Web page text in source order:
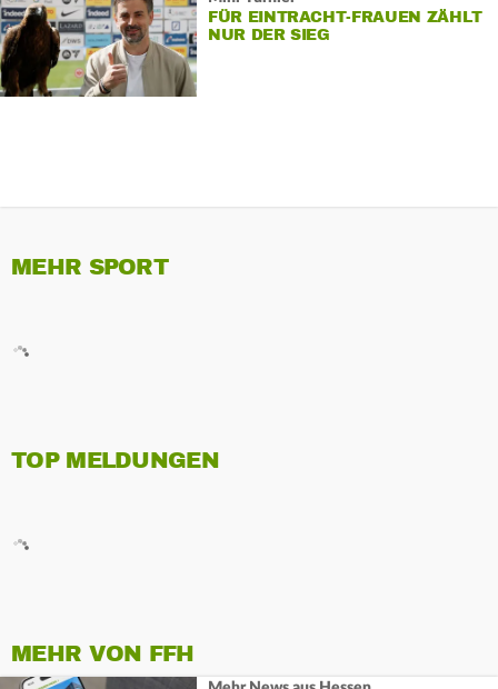
FÜR EINTRACHT-FRAUEN ZÄHLT
NUR DER SIEG
MEHR SPORT
TOP MELDUNGEN
MEHR VON FFH